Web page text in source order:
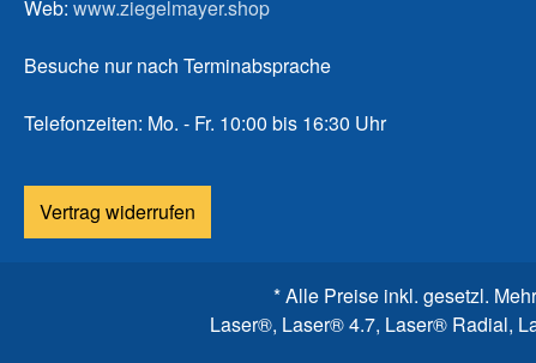
Web: www.ziegelmayer.shop
Besuche nur nach Terminabsprache
Telefonzeiten: Mo. - Fr. 10:00 bis 16:30 Uhr
Vertrag widerrufen
* Alle Preise inkl. gesetzl.
Laser®, Laser® 4.7, Laser® Radial,